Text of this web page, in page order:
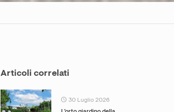
Articoli correlati
30 Luglio 2026